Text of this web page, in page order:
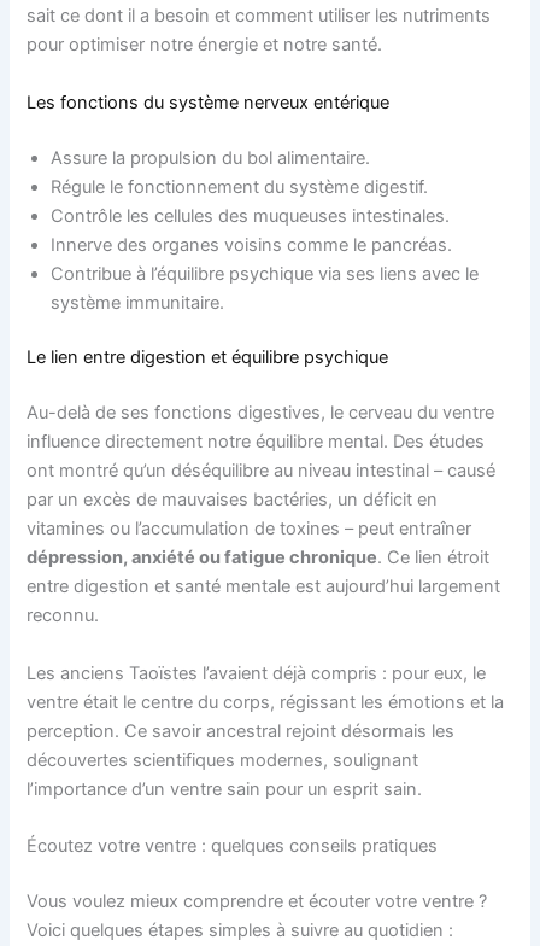
sait ce dont il a besoin et comment utiliser les nutriments
pour optimiser notre énergie et notre santé.
Les fonctions du système nerveux entérique
Assure la propulsion du bol alimentaire.
Régule le fonctionnement du système digestif.
Contrôle les cellules des muqueuses intestinales.
Innerve des organes voisins comme le pancréas.
Contribue à l’équilibre psychique via ses liens avec le
système immunitaire.
Le lien entre digestion et équilibre psychique
Au-delà de ses fonctions digestives, le cerveau du ventre
influence directement notre équilibre mental. Des études
ont montré qu’un déséquilibre au niveau intestinal – causé
par un excès de mauvaises bactéries, un déficit en
vitamines ou l’accumulation de toxines – peut entraîner
dépression, anxiété ou fatigue chronique. Ce lien étroit
entre digestion et santé mentale est aujourd’hui largement
reconnu.
Les anciens Taoïstes l’avaient déjà compris : pour eux, le
ventre était le centre du corps, régissant les émotions et la
perception. Ce savoir ancestral rejoint désormais les
découvertes scientifiques modernes, soulignant
l’importance d’un ventre sain pour un esprit sain.
Écoutez votre ventre : quelques conseils pratiques
Vous voulez mieux comprendre et écouter votre ventre ?
Voici quelques étapes simples à suivre au quotidien :